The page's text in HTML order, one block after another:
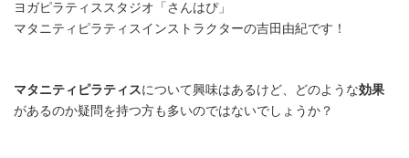
ヨガピラティススタジオ「さんはぴ」
マタニティピラティスインストラクターの吉田由紀です！
マタニティピラティスについて興味はあるけど、どのような効果
があるのか疑問を持つ方も多いのではないでしょうか？